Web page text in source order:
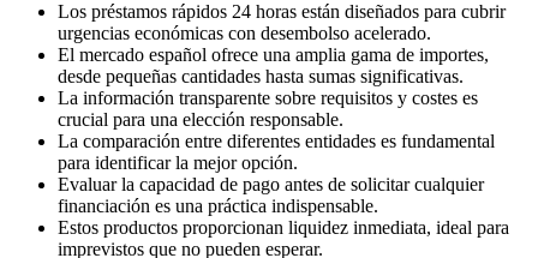
Los préstamos rápidos 24 horas están diseñados para cubrir
urgencias económicas con desembolso acelerado.
El mercado español ofrece una amplia gama de importes,
desde pequeñas cantidades hasta sumas significativas.
La información transparente sobre requisitos y costes es
crucial para una elección responsable.
La comparación entre diferentes entidades es fundamental
para identificar la mejor opción.
Evaluar la capacidad de pago antes de solicitar cualquier
financiación es una práctica indispensable.
Estos productos proporcionan liquidez inmediata, ideal para
imprevistos que no pueden esperar.